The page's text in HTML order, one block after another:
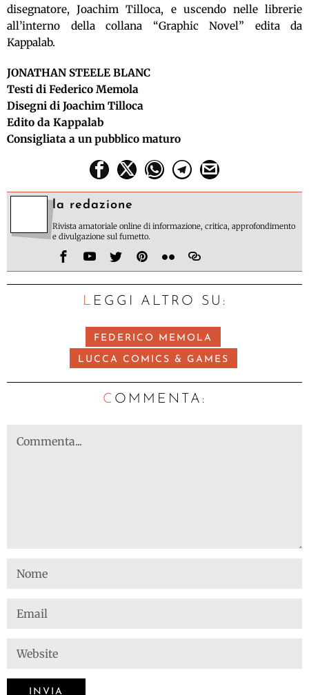
disegnatore, Joachim Tilloca, e uscendo nelle librerie
all’interno della collana “Graphic Novel” edita da
Kappalab.
JONATHAN STEELE BLANC
Testi di Federico Memola
Disegni di Joachim Tilloca
Edito da Kappalab
Consigliata a un pubblico maturo
la redazione
Rivista amatoriale online di informazione, critica, approfondimento
e divulgazione sul fumetto.
LEGGI ALTRO SU:
FEDERICO MEMOLA
LUCCA COMICS & GAMES
C OMMENTA: